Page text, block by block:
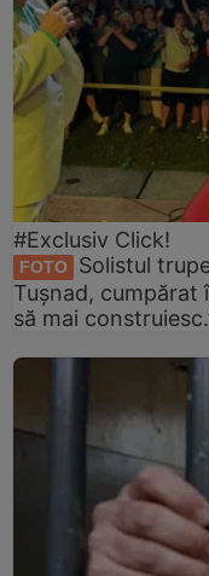
#Exclusiv Click!
FOTO
Solistul
Tușnad, cumpărat
să mai